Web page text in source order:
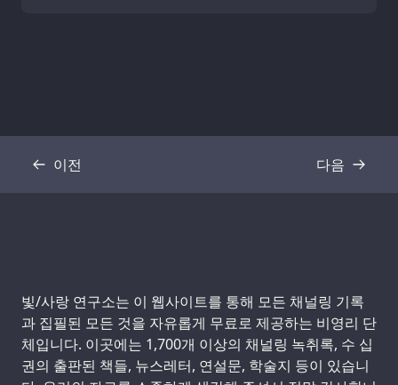
이전
기록 다음
기록
Support us:
빛/사랑 연구소는 이 웹사이트를 통해 모든 채널링 기록
과 집필된 모든 것을 자유롭게 무료로 제공하는 비영리 단
체입니다. 이곳에는 1,700개 이상의 채널링 녹취록, 수 십
권의 출판된 책들, 뉴스레터, 연설문, 학술지 등이 있습니